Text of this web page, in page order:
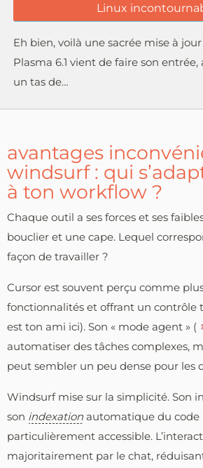
Linux
Eh bien, voilà une sacrée mise à
Plasma 6.1 vient de faire son
un tas de…
avantages
windsurf : qui
à ton workflow ?
Chaque outil a ses forces et ses
bouclier et une cape. Lequel
façon de travailler ?
Cursor est souvent perçu comme
fonctionnalités et offrant un contrôle
est ton ami ici). Son « mode agent » (
automatiser des tâches complexes,
peut sembler un peu dense pour les
Windsurf mise sur la simplicité. Son
son indexation automatique du code
particulièrement accessible.
majoritairement par le chat,